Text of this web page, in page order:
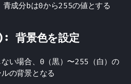
成分bは0から255の値とする
背景色を設定
ない場合、0（黒）〜255（白）の
の背景となる